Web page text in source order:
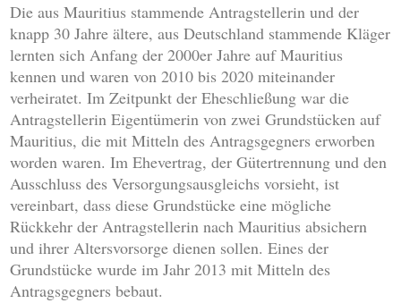
Die aus Mauritius stammende Antragstellerin und der
knapp 30 Jahre ältere, aus Deutschland stammende Kläger
lernten sich Anfang der 2000er Jahre auf Mauritius
kennen und waren von 2010 bis 2020 miteinander
verheiratet. Im Zeitpunkt der Eheschließung war die
Antragstellerin Eigentümerin von zwei Grundstücken auf
Mauritius, die mit Mitteln des Antragsgegners erworben
worden waren. Im Ehevertrag, der Gütertrennung und den
Ausschluss des Versorgungsausgleichs vorsieht, ist
vereinbart, dass diese Grundstücke eine mögliche
Rückkehr der Antragstellerin nach Mauritius absichern
und ihrer Altersvorsorge dienen sollen. Eines der
Grundstücke wurde im Jahr 2013 mit Mitteln des
Antragsgegners bebaut.